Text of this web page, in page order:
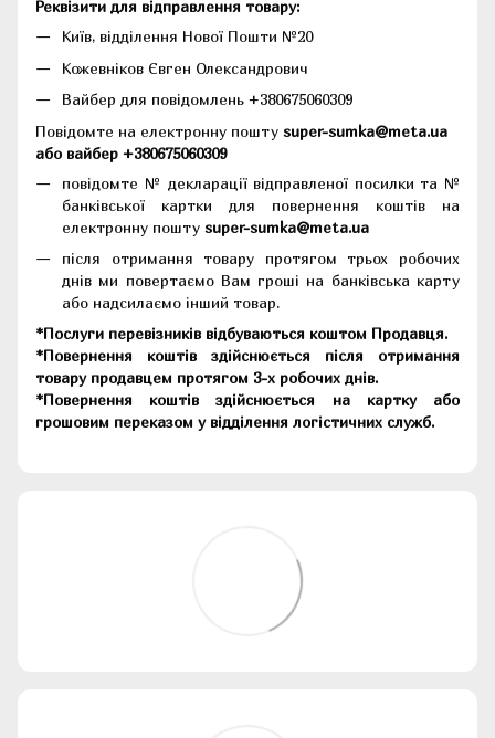
Реквізити для відправлення товару:
Київ, відділення Нової Пошти №20
Кожевніков Євген Олександрович
Вайбер для повідомлень +380675060309
Повідомте на електронну пошту super-sumka@meta.ua
або вайбер +380675060309
повідомте № декларації відправленої посилки та №
банківської картки для повернення коштів на
електронну пошту super-sumka@meta.ua
після отримання товару протягом трьох робочих
днів ми повертаємо Вам гроші на банківська карту
або надсилаємо інший товар.
*Послуги перевізників відбуваються коштом Продавця.
*Повернення коштів здійснюється після отримання
товару продавцем протягом 3-х робочих днів.
*Повернення коштів здійснюється на картку або
грошовим переказом у відділення логістичних служб.